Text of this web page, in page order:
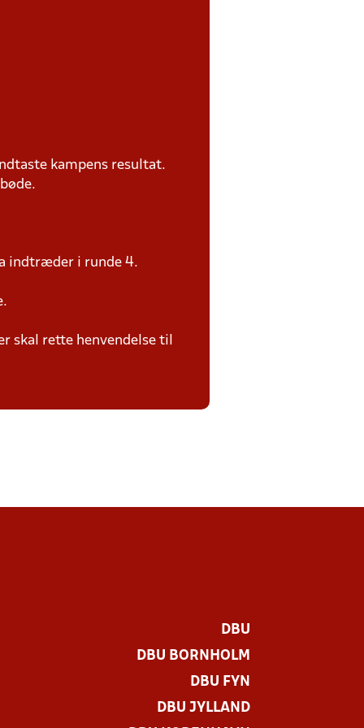
kampens resultat.
indtræder i runde 4.
skal rette henvendelse til
DBU
DBU BORNHOLM
DBU FYN
DBU JYLLAND